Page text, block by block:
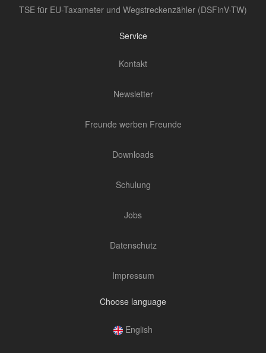
TSE für EU-Taxameter und Wegstreckenzähler (DSFinV-TW)
Service
Kontakt
Newsletter
Freunde werben Freunde
Downloads
Schulung
Jobs
Datenschutz
Impressum
Choose language
English